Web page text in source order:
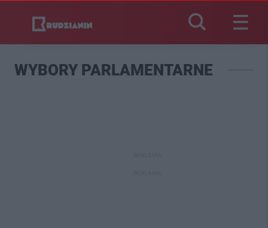
WYBORY PARLAMENTARNE